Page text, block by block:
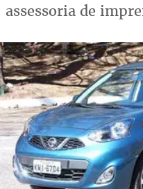
assessoria de